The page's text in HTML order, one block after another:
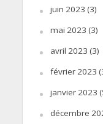
juin 2023 (3)
mai 2023 (3)
avril 2023 (3)
février 2023
janvier 2023
décembre